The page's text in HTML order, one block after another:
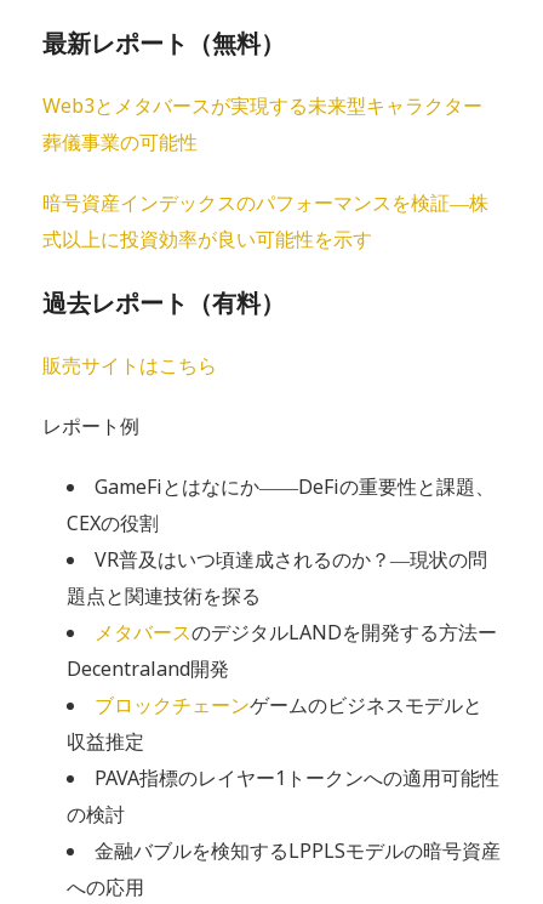
最新レポート（無料）
Web3とメタバースが実現する未来型キャラクター
葬儀事業の可能性
暗号資産インデックスのパフォーマンスを検証―株
式以上に投資効率が良い可能性を示す
過去レポート（有料）
販売サイトはこちら
レポート例
GameFiとはなにか――DeFiの重要性と課題、
CEXの役割
VR普及はいつ頃達成されるのか？―現状の問
題点と関連技術を探る
メタバースのデジタルLANDを開発する方法ー
Decentraland開発
ブロックチェーンゲームのビジネスモデルと
収益推定
PAVA指標のレイヤー1トークンへの適用可能性
の検討
金融バブルを検知するLPPLSモデルの暗号資産
への応用